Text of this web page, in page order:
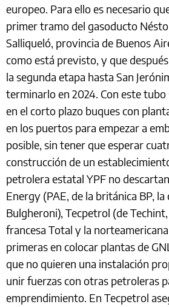
europeo. Para ello es necesario
primer tramo del gasoducto
Salliqueló, provincia de Buenos
como está previsto, y que
la segunda etapa hasta San
terminarlo en 2024. Con este
en el corto plazo buques con
en los puertos para empezar a
posible, sin tener que esperar
construcción de un
petrolera estatal YPF no
Energy (PAE, de la británica BP, la
Bulgheroni), Tecpetrol (de
francesa Total y la
primeras en colocar plantas de
que no quieren una instalación
unir fuerzas con otras petroleras
emprendimiento. En Tecpetrol